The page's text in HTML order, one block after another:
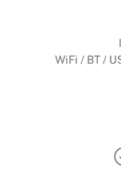
WiFi / BT /